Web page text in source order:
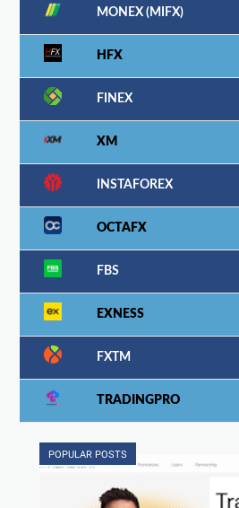
MONEX (MIFX)
HFX
FINEX
XM
INSTAFOREX
OCTAFX
FBS
EXNESS
FXTM
TRADINGPRO
POPULAR POSTS